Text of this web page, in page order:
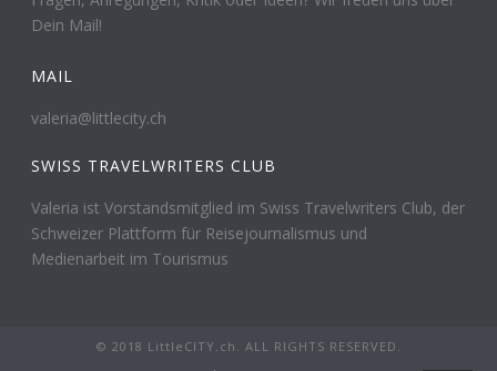
Dein Mail!
MAIL
valeria@littlecity.ch
SWISS TRAVELWRITERS CLUB
Valeria ist Vorstandsmitglied im Swiss Travelwriters Club, der
Schweizer Plattform für Reisejournalismus und
Medienarbeit im Tourismus
© 2018 LittleCITY.ch. ALL RIGHTS RESERVED.